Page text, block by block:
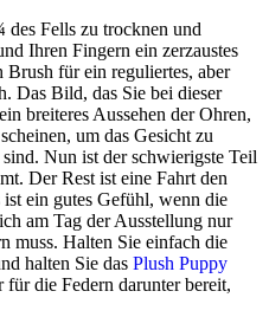
Fells zu trocknen und
Ihren Fingern ein zerzaustes
für ein reguliertes, aber
Das Bild, das Sie bei dieser
breiteres Aussehen der Ohren,
um das Gesicht zu
Nun ist der schwierigste Teil
Der Rest ist eine Fahrt den
ein gutes Gefühl, wenn die
am Tag der Ausstellung nur
muss. Halten Sie einfach die
halten Sie das Plush Puppy
für die Federn darunter bereit,